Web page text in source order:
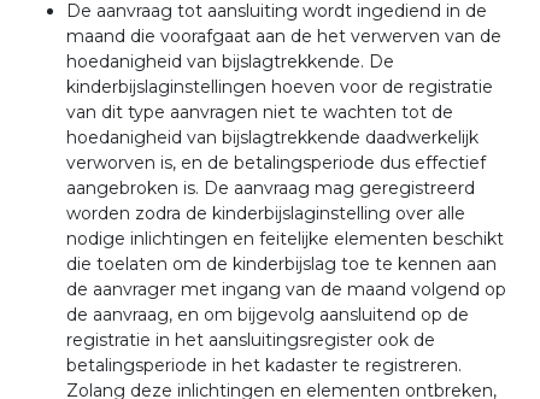
De aanvraag tot aansluiting wordt ingediend in de
maand die voorafgaat aan de het verwerven van de
hoedanigheid van bijslagtrekkende. De
kinderbijslaginstellingen hoeven voor de registratie
van dit type aanvragen niet te wachten tot de
hoedanigheid van bijslagtrekkende daadwerkelijk
verworven is, en de betalingsperiode dus effectief
aangebroken is. De aanvraag mag geregistreerd
worden zodra de kinderbijslaginstelling over alle
nodige inlichtingen en feitelijke elementen beschikt
die toelaten om de kinderbijslag toe te kennen aan
de aanvrager met ingang van de maand volgend op
de aanvraag, en om bijgevolg aansluitend op de
registratie in het aansluitingsregister ook de
betalingsperiode in het kadaster te registreren.
Zolang deze inlichtingen en elementen ontbreken,